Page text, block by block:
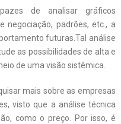
de analisar gráficos
negociação, padrões, etc., a
futuras.Tal análise
as possibilidades de alta e
de uma visão sistêmica.
mais sobre as empresas
visto que a análise técnica
como o preço. Por isso, é